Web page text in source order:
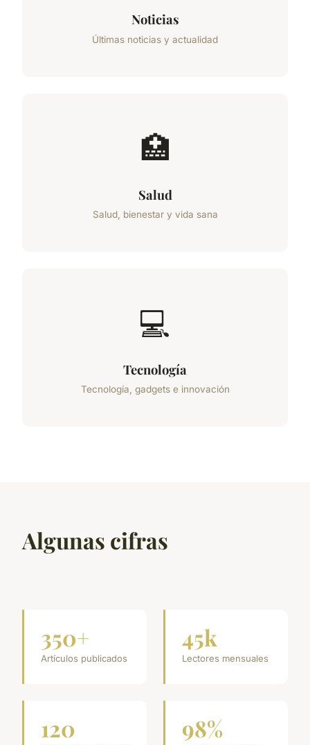
Noticias
Últimas noticias y actualidad
🏥
Salud
Salud, bienestar y vida sana
💻
Tecnología
Tecnología, gadgets e innovación
Algunas cifras
350+
Artículos publicados
45k
Lectores mensuales
120 98%